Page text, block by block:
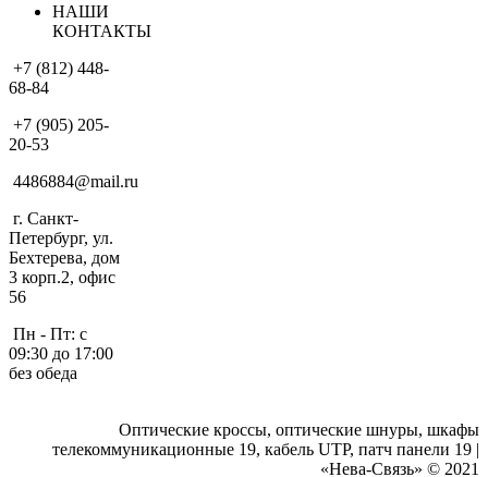
НАШИ
КОНТАКТЫ
+7 (812) 448-
68-84
+7 (905) 205-
20-53
4486884@mail.ru
г. Санкт-
Петербург, ул.
Бехтерева, дом
3 корп.2, офис
56
Пн - Пт: с
09:30 до 17:00
без обеда
Оптические кроссы, оптические шнуры, шкафы
телекоммуникационные 19, кабель UTP, патч панели 19 |
«Нева-Связь» © 2021